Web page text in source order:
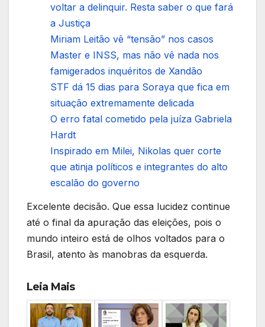
voltar a delinquir. Resta saber o que fará
a Justiça
Miriam Leitão vê “tensão” nos casos
Master e INSS, mas não vê nada nos
famigerados inquéritos de Xandão
STF dá 15 dias para Soraya que fica em
situação extremamente delicada
O erro fatal cometido pela juíza Gabriela
Hardt
Inspirado em Milei, Nikolas quer corte
que atinja políticos e integrantes do alto
escalão do governo
Excelente decisão. Que essa lucidez continue
até o final da apuração das eleições, pois o
mundo inteiro está de olhos voltados para o
Brasil, atento às manobras da esquerda.
Leia Mais